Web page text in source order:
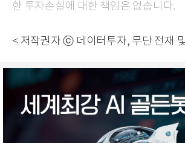
한 투자손실에 대한 책임은 없습니다.
< 저작권자 ⓒ 데이터투자, 무단 전재